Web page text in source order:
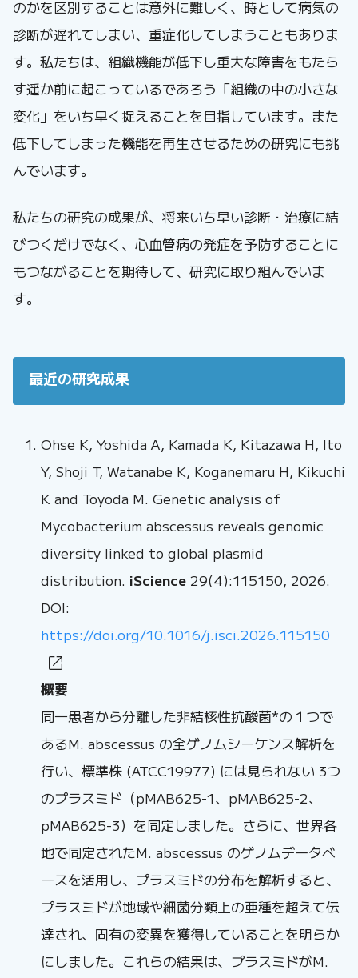
のかを区別することは意外に難しく、時として病気の
診断が遅れてしまい、重症化してしまうこともありま
す。私たちは、組織機能が低下し重大な障害をもたら
す遥か前に起こっているであろう「組織の中の小さな
変化」をいち早く捉えることを目指しています。また
低下してしまった機能を再生させるための研究にも挑
んでいます。
私たちの研究の成果が、将来いち早い診断・治療に結
びつくだけでなく、心血管病の発症を予防することに
もつながることを期待して、研究に取り組んでいま
す。
最近の研究成果
Ohse K, Yoshida A, Kamada K, Kitazawa H, Ito
Y, Shoji T, Watanabe K, Koganemaru H, Kikuchi
K and Toyoda M. Genetic analysis of
Mycobacterium abscessus reveals genomic
diversity linked to global plasmid
distribution. iScience 29(4):115150, 2026.
DOI:
https://doi.org/10.1016/j.isci.2026.115150
概要
同一患者から分離した非結核性抗酸菌*の１つで
あるM. abscessus の全ゲノムシーケンス解析を
行い、標準株 (ATCC19977) には見られない 3つ
のプラスミド（pMAB625-1、pMAB625-2、
pMAB625-3）を同定しました。さらに、世界各
地で同定されたM. abscessus のゲノムデータベ
ースを活用し、プラスミドの分布を解析すると、
プラスミドが地域や細菌分類上の亜種を超えて伝
達され、固有の変異を獲得していることを明らか
にしました。これらの結果は、プラスミドがM.